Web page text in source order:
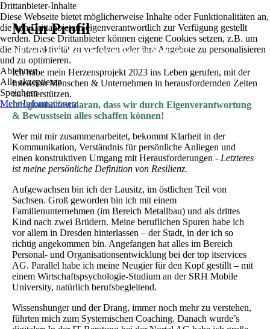
Mein Profil
Hi, ich bin Mandy von AwareYourself!
Ich habe mein Herzensprojekt 2023 ins Leben gerufen, mit der
Intension Menschen & Unternehmen in herausfordernden Zeiten
zu unterstützen.
Ich glaube fest daran, dass wir durch Eigenverantwortung
& Bewusstsein alles schaffen können!
Wer mit mir zusammenarbeitet, bekommt Klarheit in der
Kommunikation, Verständnis für persönliche Anliegen und
einen konstruktiven Umgang mit Herausforderungen - Letzteres
ist meine persönliche Definition von Resilienz.
Aufgewachsen bin ich der Lausitz, im östlichen Teil von
Sachsen. Groß geworden bin ich mit einem
Familienunternehmen (im Bereich Metallbau) und als drittes
Kind nach zwei Brüdern. Meine beruflichen Spuren habe ich
vor allem in Dresden hinterlassen – der Stadt, in der ich so
richtig angekommen bin. Angefangen hat alles im Bereich
Personal- und Organisationsentwicklung bei der top itservices
AG. Parallel habe ich meine Neugier für den Kopf gestillt – mit
einem Wirtschaftspsychologie-Studium an der SRH Mobile
University, natürlich berufsbegleitend.
Wissenshunger und der Drang, immer noch mehr zu verstehen,
führten mich zum Systemischen Coaching. Danach wurde’s
Drittanbieter-Inhalte
Diese Webseite bietet möglicherweise Inhalte oder Funktionalitäten an,
die von Drittanbietern eigenverantwortlich zur Verfügung gestellt
werden. Diese Drittanbieter können eigene Cookies setzen, z.B. um
die Nutzeraktivität zu verfolgen oder ihre Angebote zu personalisieren
und zu optimieren.
Ablehnen
Alle akzeptieren
Speichern
Mehr Informationen